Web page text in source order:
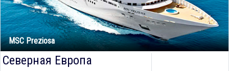
MSC Preziosa
Северная Европа